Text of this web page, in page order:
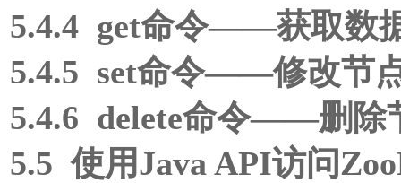
5.4.4 get命令——获取数
5.4.5 set命令——修改节
5.4.6 delete命令——删除
5.5 使用Java API访问